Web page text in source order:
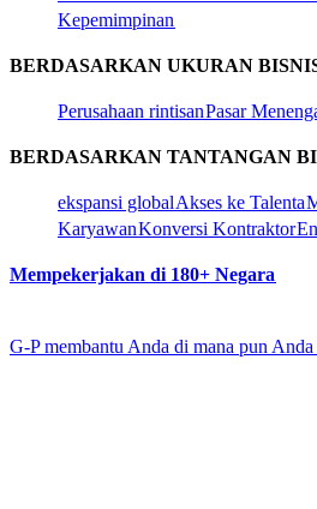
Kepemimpinan​​
BERDASARKAN UKURAN
Perusahaan rintisan​​Pasar
BERDASARKAN TANTANGAN
ekspansi global​​Akses ke Talenta​​
Karyawan​​Konversi Kontraktor​​
Mempekerjakan di 180+ Negara​​
G-P membantu Anda di mana pun Anda